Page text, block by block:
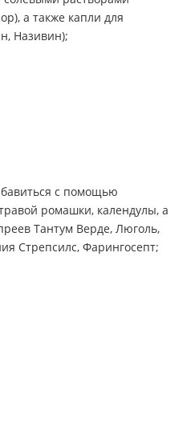
а также капли для
Називин);
с помощью
ромашки, календулы, а
Тантум Верде, Люголь,
Стрепсилс, Фарингосепт;